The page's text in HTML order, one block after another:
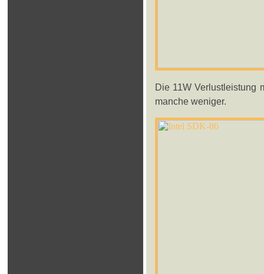
Die 11W Verlustleistung
manche weniger.